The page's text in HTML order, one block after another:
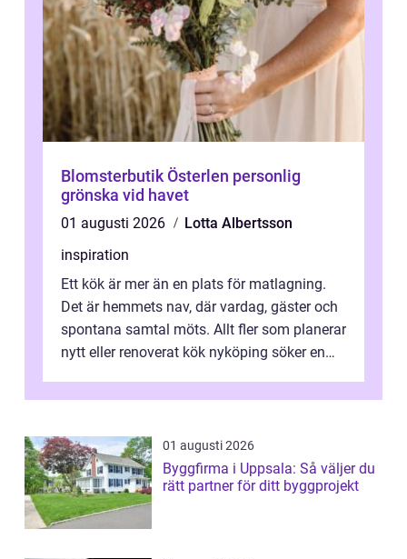
Blomsterbutik Österlen personlig
grönska vid havet
01 augusti 2026
Lotta Albertsson
inspiration
Ett kök är mer än en plats för matlagning.
Det är hemmets nav, där vardag, gäster och
spontana samtal möts. Allt fler som planerar
nytt eller renoverat kök nyköping söker en
01 augusti 2026
Byggfirma i Uppsala: Så väljer du
rätt partner för ditt byggprojekt